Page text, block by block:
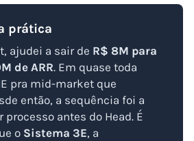
prática
ajudei a sair de R$ 8M para
de ARR. Em quase toda
pra mid-market que
então, a sequência foi a
antes do Head. É
o Sistema 3E, a